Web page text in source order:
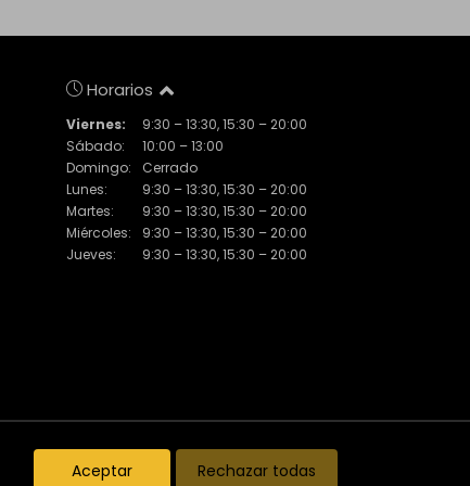
Aceptar Rechazar todas
Horarios
Viernes:
9:30 – 13:30, 15:30 – 20:00
Sábado:
10:00 – 13:00
Domingo:
Cerrado
Lunes:
9:30 – 13:30, 15:30 – 20:00
Martes:
9:30 – 13:30, 15:30 – 20:00
Miércoles:
9:30 – 13:30, 15:30 – 20:00
Jueves:
9:30 – 13:30, 15:30 – 20:00
Inmuebles destacados Noticias